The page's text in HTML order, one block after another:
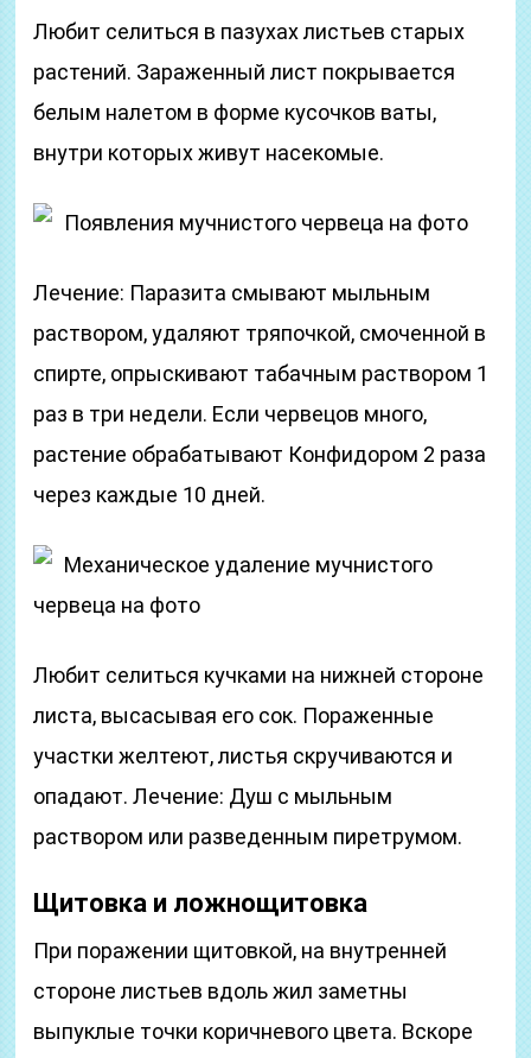
Любит селиться в пазухах листьев старых
растений. Зараженный лист покрывается
белым налетом в форме кусочков ваты,
внутри которых живут насекомые.
Появления мучнистого червеца на фото
Лечение: Паразита смывают мыльным
раствором, удаляют тряпочкой, смоченной в
спирте, опрыскивают табачным раствором 1
раз в три недели. Если червецов много,
растение обрабатывают Конфидором 2 раза
через каждые 10 дней.
Механическое удаление мучнистого
червеца на фото
Любит селиться кучками на нижней стороне
листа, высасывая его сок. Пораженные
участки желтеют, листья скручиваются и
опадают. Лечение: Душ с мыльным
раствором или разведенным пиретрумом.
Щитовка и ложнощитовка
При поражении щитовкой, на внутренней
стороне листьев вдоль жил заметны
выпуклые точки коричневого цвета. Вскоре